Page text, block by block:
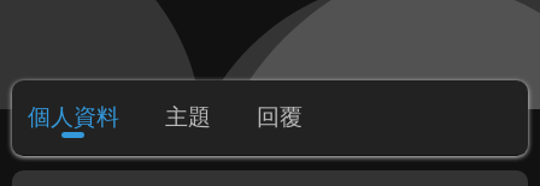
個人資料 主題 回覆